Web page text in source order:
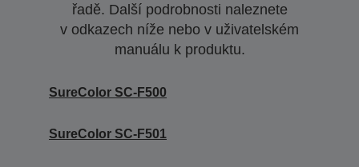
řadě. Další podrobnosti naleznete
v odkazech níže nebo v uživatelském
manuálu k produktu.
SureColor SC-F500
SureColor SC-F501